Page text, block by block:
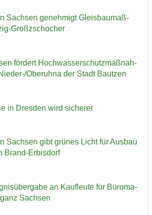
Sach­sen ge­neh­migt Gleis­bau­maß­
​Großzschocher
för­dert Hoch­was­ser­schutz­maß­nah­
​/Ober­uh­na der Stadt Baut­zen
in Dres­den wird si­che­rer
Sach­sen gibt grü­nes Licht für Aus­bau
Brand-​Erbisdorf
an Kauf­leu­te für Bü­ro­ma­
Sach­sen